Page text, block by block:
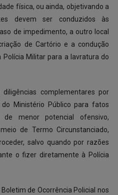
física, ou ainda, objetivando a
devem ser conduzidos às
de impedimento, a outro local
de Cartório e a condução
Militar para a lavratura do
complementares por
Ministério Público para fatos
menor potencial ofensivo,
de Termo Circunstanciado,
salvo quando por razões
o fizer diretamente à Polícia
de Ocorrência Policial nos